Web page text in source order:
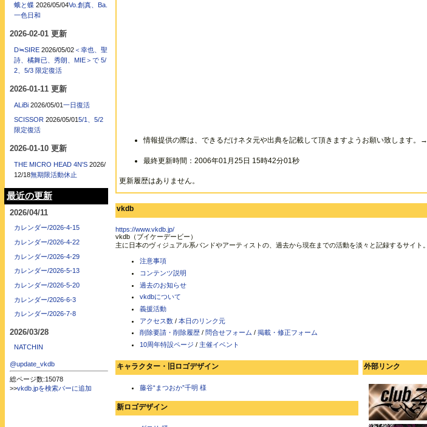
情報提供の際は、できるだけネタ元や出典を記載して頂きますようお願い致します。→
最終更新時間：2006年01月25日 15時42分01秒
更新履歴はありません。
vkdb
https://www.vkdb.jp/
vkdb（ブイケーデービー）
主に日本のヴィジュアル系バンドやアーティストの、過去から現在までの活動を淡々と記録するサイト。
注意事項
コンテンツ説明
過去のお知らせ
vkdbについて
義援活動
アクセス数 / 本日のリンク元
削除要請・削除履歴 / 問合せフォーム / 掲載・修正フォーム
10周年特設ページ / 主催イベント
キャラクター・旧ロゴデザイン
藤谷“まつおか”千明 様
新ロゴデザイン
外部リンク
蛾と蝶 2026/05/04Vo.創真、Ba.
一色日和
2026-02-01 更新
D≒SIRE 2026/05/02＜幸也、聖
詩、橘舞已、秀朗、MIE＞で 5/
2、5/3 限定復活
2026-01-11 更新
ALiBi 2026/05/01一日復活
SCISSOR 2026/05/015/1、5/2
限定復活
2026-01-10 更新
THE MICRO HEAD 4N'S 2026/
12/18無期限活動休止
最近の更新
2026/04/11
カレンダー/2026-4-15
カレンダー/2026-4-22
カレンダー/2026-4-29
カレンダー/2026-5-13
カレンダー/2026-5-20
カレンダー/2026-6-3
カレンダー/2026-7-8
2026/03/28
NATCHIN
@update_vkdb
総ページ数:15078
>>vkdb.jpを検索バーに追加